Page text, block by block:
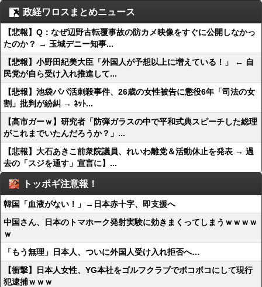
政経ワロスまとめニュース
【悲報】Q：なぜ辺野古転覆事故の防カメ映像をすぐに公開しなかっ
たのか？ → 玉城デニー知事...
【悲報】小野田紀美大臣「外国人が予想以上に増えている！」 ← 自
民党が自ら受け入れ推進して...
【悲報】池袋パパ活刺殺事件、26歳の女性被告に懲役6年「司法の女
割」批判が紛糾 → ﾈｯﾄ...
【高市ガーｗ】研究者「防弾ガラスの中で平和式典スピーチした総理
がこれまでいたんだろうか？」...
【悲報】大石あきこ前衆院議員、れいわ離党＆活動休止を発表 → 過
去の「スジを通す」宣言に】...
トッポギ注意報！
韓国「血液がない！」→日本赤十字、即支援へ
中国さん、日本のトマホーク発射実験に効きまくってしまうｗｗｗｗ
ｗ
「もう無理」日本人、ついに外国人受け入れ拒否へ…
【衝撃】日本人女性、YG本社をゴルフクラブでボコボコにして現行
犯逮捕ｗｗｗ